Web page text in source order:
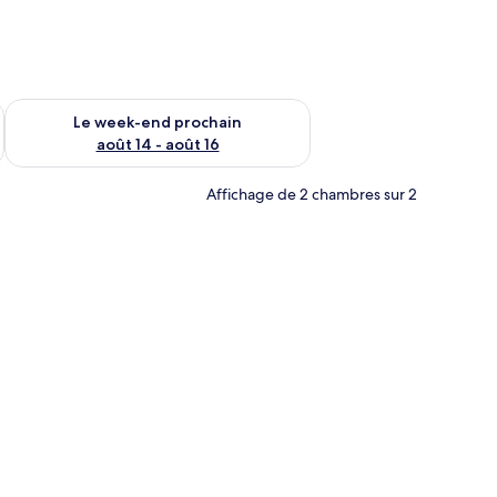
août 7 - août 9
Le week-end prochain
août 14 - août 16
Vérifier la disponibilité pour le week-end prochain août 14 -
Affichage de 2 chambres sur 2
blanches, une petite table ronde et deux verres de jus d’orange.